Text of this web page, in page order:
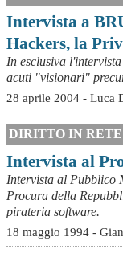
Intervista a
Hackers, la
In esclusiva
acuti "visionari"
28 aprile 2004 - Luca
DIRITTO IN RETE
Intervista al
Intervista al Pubblico
Procura della
pirateria software.
18 maggio 1994 -